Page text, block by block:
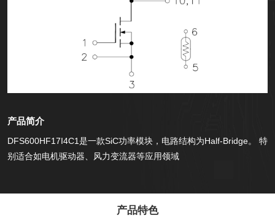
产品简介
DFS600HF17I4C1是一款SiC功率模块，电路结构为Half-Bridge。 特
别适合如电机驱动器、风力变流器等应用领域
产品特色